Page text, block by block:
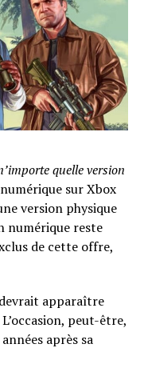
quelle version
sur Xbox
version physique
numérique reste
de cette offre,
apparaître
peut-être,
après sa